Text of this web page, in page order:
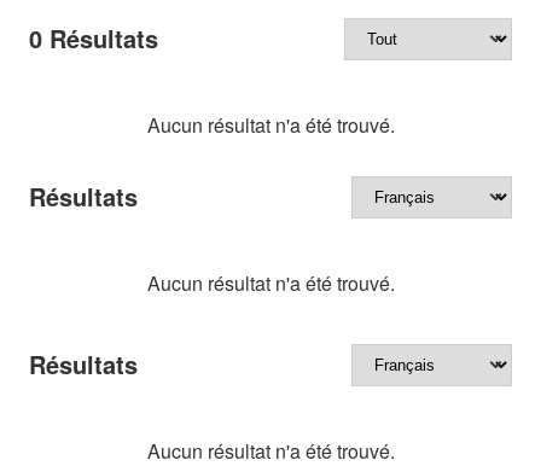
0 Résultats
Aucun résultat n'a été trouvé.
Résultats
Aucun résultat n'a été trouvé.
Résultats
Aucun résultat n'a été trouvé.